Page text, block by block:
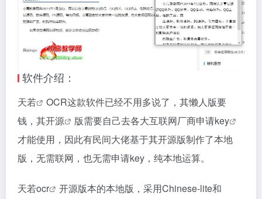
软件介绍：
天若
OCR这款软件已经不用多说了，其懒人版要
钱，其开源 版需要自己去各大互联网厂商申请key
才能使用，因此有民间大佬基于其开源版制作了本地
版，无需联网，也无需申请key，纯本地运算。
天若ocr
开源版本的本地版，采用Chinese-lite和